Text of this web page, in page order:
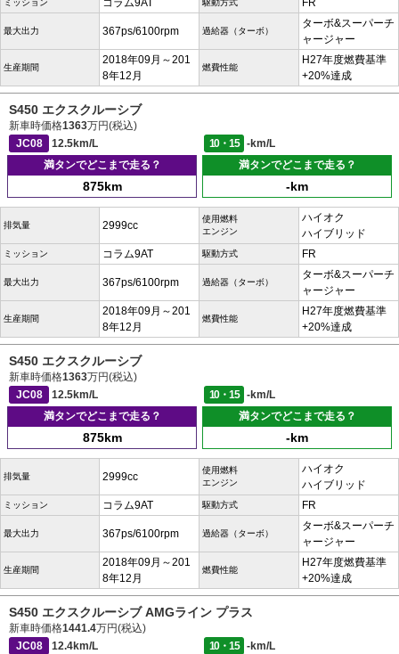
ミッション コラム9AT 駆動方式 FR
最大出力 367ps/6100rpm 過給器（ターボ）
ターボ&スーパーチ
ャージャー
生産期間
2018年09月～201
8年12月
燃費性能
H27年度燃費基準
+20%達成
S450 エクスクルーシブ
新車時価格1363万円(税込)
JC08
12.5km/L 10・15
-km/L
満タンでどこまで走る？
875km
満タンでどこまで走る？
-km
排気量 2999cc
使用燃料
エンジン
ハイオク
ハイブリッド
ミッション コラム9AT 駆動方式 FR
最大出力 367ps/6100rpm 過給器（ターボ）
ターボ&スーパーチ
ャージャー
生産期間
2018年09月～201
8年12月
燃費性能
H27年度燃費基準
+20%達成
S450 エクスクルーシブ
新車時価格1363万円(税込)
JC08
12.5km/L 10・15
-km/L
満タンでどこまで走る？
875km
満タンでどこまで走る？
-km
排気量 2999cc
使用燃料
エンジン
ハイオク
ハイブリッド
ミッション コラム9AT 駆動方式 FR
最大出力 367ps/6100rpm 過給器（ターボ）
ターボ&スーパーチ
ャージャー
生産期間
2018年09月～201
8年12月
燃費性能
H27年度燃費基準
+20%達成
S450 エクスクルーシブ AMGライン プラス
新車時価格1441.4万円(税込)
JC08
12.4km/L 10・15
-km/L